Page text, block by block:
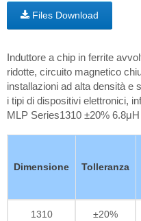
Files Download
Induttore a chip in ferrite
ridotte, circuito magnetico
installazioni ad alta densità e
i tipi di dispositivi elettronici,
MLP Series1310 ±20%
Dimensione Tolleranza
1310 ±20%